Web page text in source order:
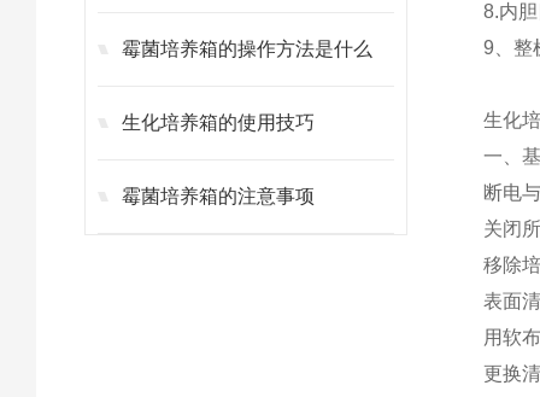
霉菌培养箱的操作方法是什么
生化培养箱的使用技巧
霉菌培养箱的注意事项
8.内
9、整
生化
一、
断电
关闭
移除
表面
用软
更换